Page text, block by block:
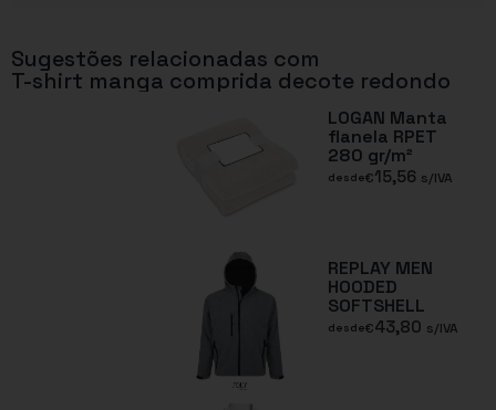
Sugestões relacionadas com
T-shirt manga comprida decote redondo
LOGAN Manta
flanela RPET
280 gr/m²
desde€15,56 s/IVA
REPLAY MEN
HOODED
SOFTSHELL
desde€43,80 s/IVA